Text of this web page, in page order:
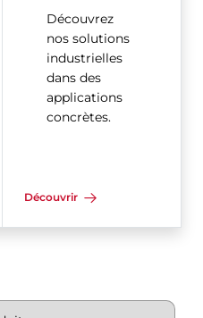
Découvrez
nos solutions
industrielles
dans des
applications
concrètes.
Découvrir